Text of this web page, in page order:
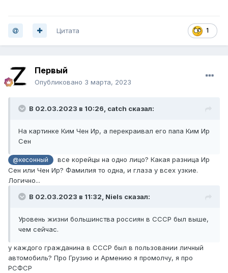
1
Цитата
Первый
Опубликовано 3 марта, 2023
В 02.03.2023 в 10:26, catch сказал:
На картинке Ким Чен Ир, а перекраивал его папа Ким Ир
Сен
@кесонный
все корейцы на одно лицо? Какая разница Ир
Сен или Чен Ир? Фамилия то одна, и глаза у всех узкие.
Логично...
В 02.03.2023 в 11:32, Niels сказал:
Уровень жизни большинства россиян в СССР был выше,
чем сейчас.
у каждого гражданина в СССР был в пользовании личный
автомобиль? Про Грузию и Армению я промолчу, я про
РСФСР